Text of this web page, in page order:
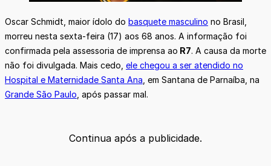
Oscar Schmidt, maior ídolo do basquete masculino no Brasil,
morreu nesta sexta-feira (17) aos 68 anos. A informação foi
confirmada pela assessoria de imprensa ao R7. A causa da morte
não foi divulgada. Mais cedo, ele chegou a ser atendido no
Hospital e Maternidade Santa Ana, em Santana de Parnaíba, na
Grande São Paulo, após passar mal.
Continua após a publicidade.